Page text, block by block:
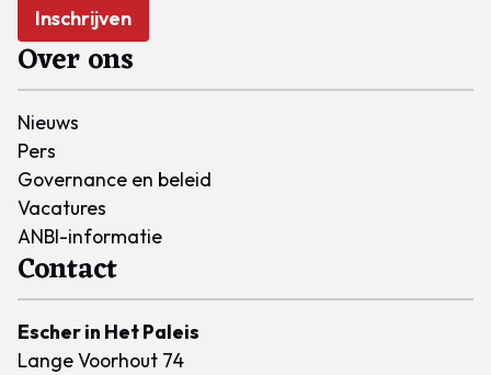
Inschrijven
Over ons
Nieuws
Pers
Governance en beleid
Vacatures
ANBI-informatie
Contact
Escher in Het Paleis
Lange Voorhout 74